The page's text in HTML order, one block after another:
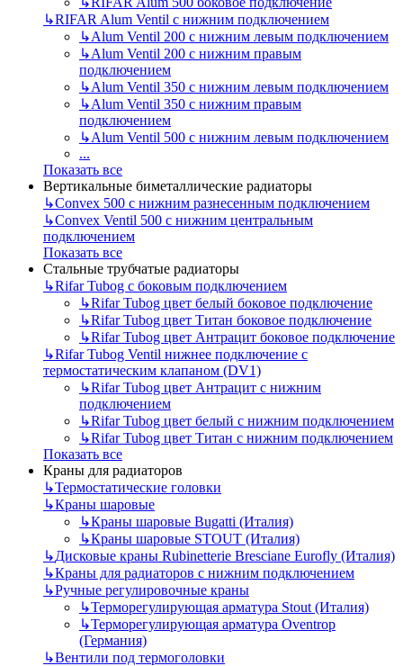
↳RIFAR Alum Ventil с нижним подключением
↳Alum Ventil 200 с нижним левым подключением
↳Alum Ventil 200 с нижним правым
подключением
↳Alum Ventil 350 с нижним левым подключением
↳Alum Ventil 350 с нижним правым
подключением
↳Alum Ventil 500 с нижним левым подключением
...
Показать все
Вертикальные биметаллические радиаторы
↳Convex 500 с нижним разнесенным подключением
↳Convex Ventil 500 с нижним центральным
подключением
Показать все
Стальные трубчатые радиаторы
↳Rifar Tubog с боковым подключением
↳Rifar Tubog цвет белый боковое подключение
↳Rifar Tubog цвет Титан боковое подключение
↳Rifar Tubog цвет Антрацит боковое подключение
↳Rifar Tubog Ventil нижнее подключение с
термостатическим клапаном (DV1)
↳Rifar Tubog цвет Антрацит с нижним
подключением
↳Rifar Tubog цвет белый с нижним подключением
↳Rifar Tubog цвет Титан с нижним подключением
Показать все
Краны для радиаторов
↳Термостатические головки
↳Краны шаровые
↳Краны шаровые Bugatti (Италия)
↳Краны шаровые STOUT (Италия)
↳Дисковые краны Rubinetterie Bresciane Eurofly (Италия)
↳Краны для радиаторов с нижним подключением
↳Ручные регулировочные краны
↳Терморегулирующая арматура Stout (Италия)
↳Терморегулирующая арматура Oventrop
(Германия)
↳Вентили под термоголовки